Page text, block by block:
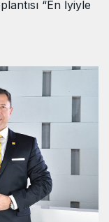
“En İyiyle